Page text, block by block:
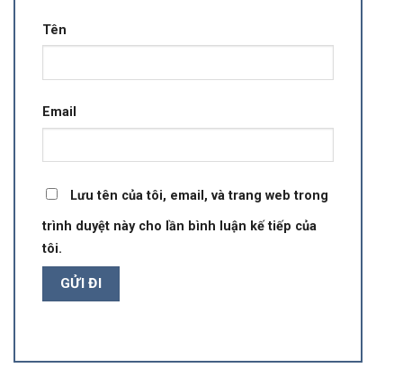
Tên
Email
Lưu tên của tôi, email, và trang web trong
trình duyệt này cho lần bình luận kế tiếp của
tôi.